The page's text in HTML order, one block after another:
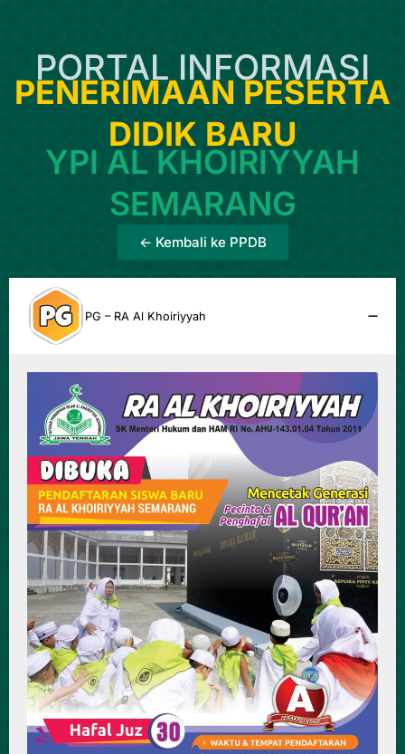
PORTAL INFORMASI
PENERIMAAN PESERTA
DIDIK BARU
YPI AL KHOIRIYYAH
SEMARANG
<- Kembali ke PPDB
PG – RA Al Khoiriyyah